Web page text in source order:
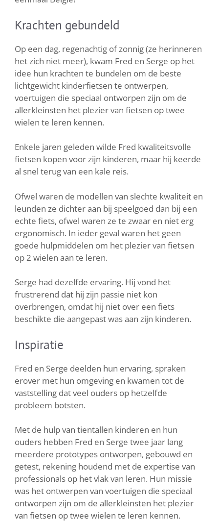
Krachten gebundeld
Op een dag, regenachtig of zonnig (ze herinneren
het zich niet meer), kwam Fred en Serge op het
idee hun krachten te bundelen om de beste
lichtgewicht kinderfietsen te ontwerpen,
voertuigen die speciaal ontworpen zijn om de
allerkleinsten het plezier van fietsen op twee
wielen te leren kennen.
Enkele jaren geleden wilde Fred kwaliteitsvolle
fietsen kopen voor zijn kinderen, maar hij keerde
al snel terug van een kale reis.
Ofwel waren de modellen van slechte kwaliteit en
leunden ze dichter aan bij speelgoed dan bij een
echte fiets, ofwel waren ze te zwaar en niet erg
ergonomisch. In ieder geval waren het geen
goede hulpmiddelen om het plezier van fietsen
op 2 wielen aan te leren.
Serge had dezelfde ervaring. Hij vond het
frustrerend dat hij zijn passie niet kon
overbrengen, omdat hij niet over een fiets
beschikte die aangepast was aan zijn kinderen.
Inspiratie
Fred en Serge deelden hun ervaring, spraken
erover met hun omgeving en kwamen tot de
vaststelling dat veel ouders op hetzelfde
probleem botsten.
Met de hulp van tientallen kinderen en hun
ouders hebben Fred en Serge twee jaar lang
meerdere prototypes ontworpen, gebouwd en
getest, rekening houdend met de expertise van
professionals op het vlak van leren. Hun missie
was het ontwerpen van voertuigen die speciaal
ontworpen zijn om de allerkleinsten het plezier
van fietsen op twee wielen te leren kennen.